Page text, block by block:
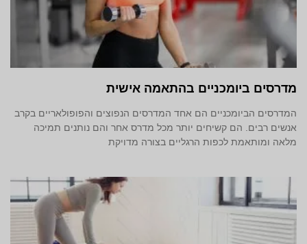
מדרסים ביומכניים בהתאמה אישית
המדרסים הביומכניים הם אחד המדרסים הנפוצים והפופולאריים בקרב
אנשים רבים. הם קשיחים יותר מכל מדרס אחר והם נותנים תמיכה
מלאה ומותאמת לכפות הרגליים בצורה מדויקת